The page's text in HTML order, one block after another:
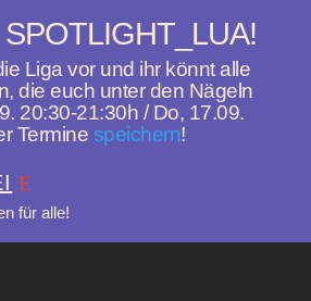
Liga vor und ihr könnt alle
die euch unter den Nägeln
20:30-21:30h / Do, 17.09.
Termine speichern!
für alle!